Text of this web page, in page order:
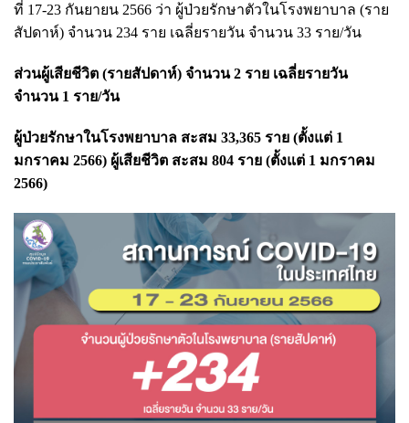
ที่ 17-23 กันยายน 2566 ว่า ผู้ป่วยรักษาตัวในโรงพยาบาล (ราย
สัปดาห์) จำนวน 234 ราย เฉลี่ยรายวัน จำนวน 33 ราย/วัน
ส่วนผู้เสียชีวิต (รายสัปดาห์) จำนวน 2 ราย เฉลี่ยรายวัน
จำนวน 1 ราย/วัน
ผู้ป่วยรักษาในโรงพยาบาล สะสม 33,365 ราย (ตั้งแต่ 1
มกราคม 2566) ผู้เสียชีวิต สะสม 804 ราย (ตั้งแต่ 1 มกราคม
2566)